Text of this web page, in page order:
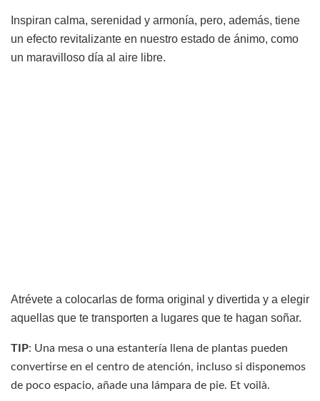
Inspiran calma, serenidad y armonía, pero, además, tiene
un efecto revitalizante en nuestro estado de ánimo, como
un maravilloso día al aire libre.
Atrévete a colocarlas de forma original y divertida y a elegir
aquellas que te transporten a lugares que te hagan soñar.
TIP: Una mesa o una estantería llena de plantas pueden
convertirse en el centro de atención, incluso si disponemos
de poco espacio, añade una lámpara de pie. Et voilà.